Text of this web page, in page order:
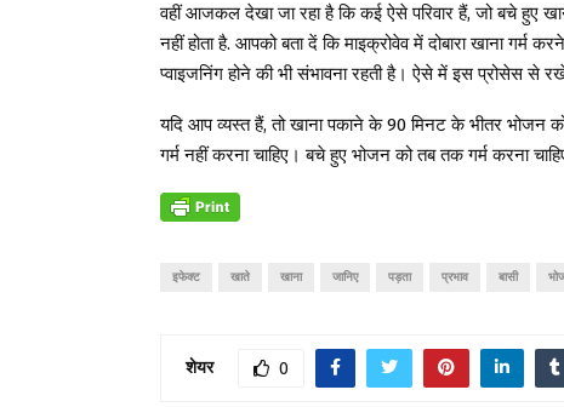
वहीं आजकल देखा जा रहा है कि कई ऐसे परिवार हैं, जो बचे हुए
नहीं होता है. आपको बता दें कि माइक्रोवेव में दोबारा खाना
प्वाइजनिंग होने की भी संभावना रहती है। ऐसे में इस प्रोसेस से
यदि आप व्यस्त हैं, तो खाना पकाने के 90 मिनट के भीतर भोजन
गर्म नहीं करना चाहिए। बचे हुए भोजन को तब तक गर्म करना
इफेक्ट खाते खाना जानिए पड़ता प्रभाव बासी
शेयर 0